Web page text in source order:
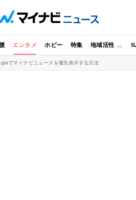
エンタメ ホビー 特集 地域活性
でマイナビニュースを優先表示する方法